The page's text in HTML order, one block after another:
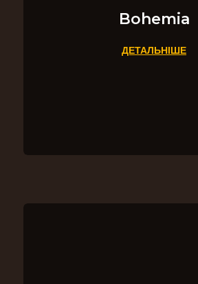
Bohemia
ДЕТАЛЬНІШЕ